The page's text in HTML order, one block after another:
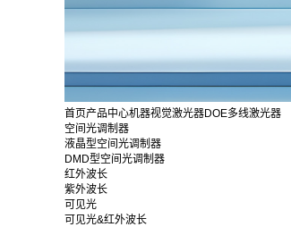
首页产品中心机器视觉激光器DOE多线激光器
空间光调制器
液晶型空间光调制器
DMD型空间光调制器
红外波长
紫外波长
可见光
可见光&红外波长